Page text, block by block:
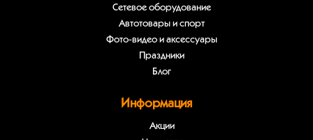
Сетевое оборудование
Автотовары и спорт
Фото-видео и аксессуары
Праздники
Блог
Информация
Акции